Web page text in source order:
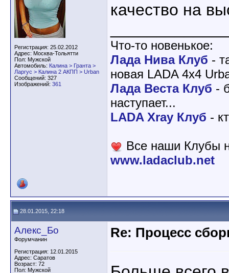
Регистрация: 25.02.2012
Адрес: Москва-Тольятти
Пол: Мужской
Автомобиль: Калина > Гранта >
Ларгус > Калина 2 АКПП > Urban
Сообщений: 327
Изображений: 361
качество на
Что-то новенькое:
Лада Нива Клуб -
новая LADA 4x4
Лада Веста Клуб -
наступает...
LADA Xray Клуб -
Все наши Клубы
www.ladaclub.net
28.01.2015, 22:18
Алекс_Бо
Форумчанин
Регистрация: 12.01.2015
Адрес: Саратов
Возраст: 72
Пол: Мужской
Re: Процесс